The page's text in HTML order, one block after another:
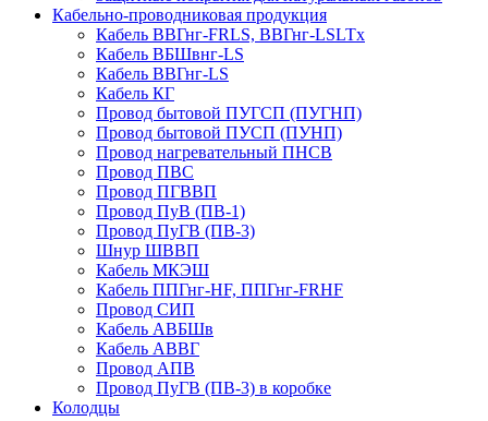
Кабельно-проводниковая продукция
Кабель ВВГнг-FRLS, ВВГнг-LSLTx
Кабель ВБШвнг-LS
Кабель ВВГнг-LS
Кабель КГ
Провод бытовой ПУГСП (ПУГНП)
Провод бытовой ПУСП (ПУНП)
Провод нагревательный ПНСВ
Провод ПВС
Провод ПГВВП
Провод ПуВ (ПВ-1)
Провод ПуГВ (ПВ-3)
Шнур ШВВП
Кабель МКЭШ
Кабель ППГнг-HF, ППГнг-FRHF
Провод СИП
Кабель АВБШв
Кабель АВВГ
Провод АПВ
Провод ПуГВ (ПВ-3) в коробке
Колодцы